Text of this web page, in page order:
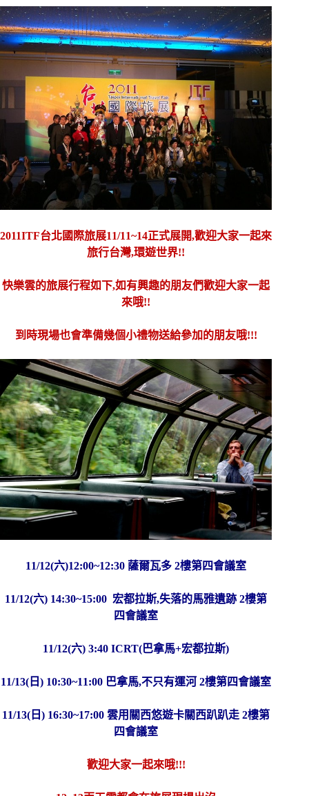
2011ITF台北國際旅展11/11~14正式展開,歡迎大家一起來
旅行台灣,環遊世界!!
快樂雲的旅展行程如下,如有興趣的朋友們歡迎大家一起
來哦!!
到時現場也會準備幾個小禮物送給參加的朋友哦!!!
11/12(六)12:00~12:30 薩爾瓦多 2樓第四會議室
11/12(六) 14:30~15:00 宏都拉斯,失落的馬雅遺跡 2樓第
四會議室
11/12(六) 3:40 ICRT(巴拿馬+宏都拉斯)
11/13(日) 10:30~11:00 巴拿馬,不只有運河 2樓第四會議室
11/13(日) 16:30~17:00 雲用關西悠遊卡關西趴趴走 2樓第
四會議室
歡迎大家一起來哦!!!